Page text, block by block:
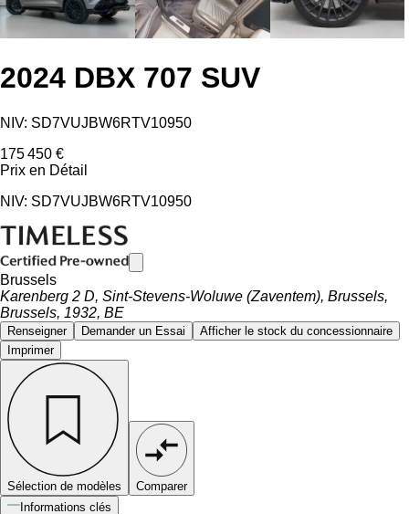
2024 DBX 707 SUV
NIV: SD7VUJBW6RTV10950
175 450 €
Prix ​​en Détail
NIV: SD7VUJBW6RTV10950
Brussels
Karenberg 2 D, Sint-Stevens-Woluwe (Zaventem), Brussels,
Brussels, 1932, BE
Renseigner Demander un Essai
Afficher le stock du concessionnaire
Imprimer
Sélection de modèles
Comparer
Informations clés